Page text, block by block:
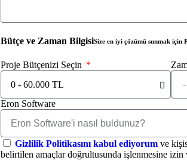
Bütçe ve Zaman BilgisiSize en iyi çözümü sunmak
Proje Bütçenizi Seçin
Eron Software
Gizlilik Politikasını kabul ediyorum ve
belirtilen amaçlar doğrultusunda işlenmesine izin